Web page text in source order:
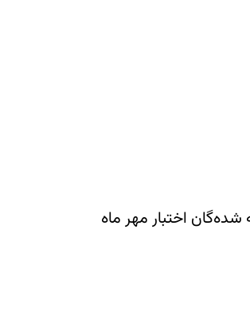
اختبار مهر ماه